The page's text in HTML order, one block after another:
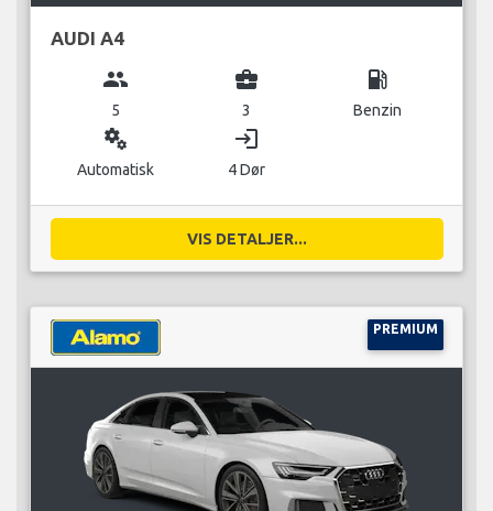
AUDI A4
group
5
business_center
3
local_gas_station
Benzin
miscellaneous_services
Automatisk
login
4 Dør
VIS DETALJER...
PREMIUM